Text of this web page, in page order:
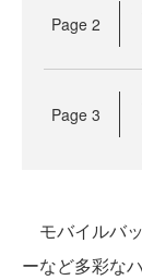
Page 2
Page 3
モバイルバ
ーなど多彩な